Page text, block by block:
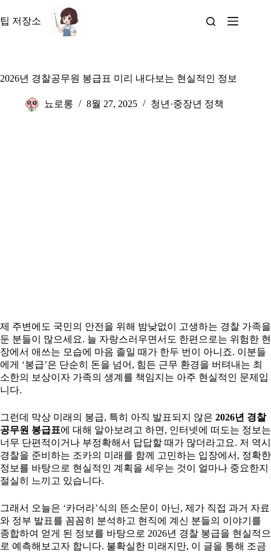
문
뛰
팁 저장소
2026년 경찰공무원 봉급표 미리 내다보는 현실적인 정보
뇨로롱 8월 27, 2025 청년·중장년 정책
제 주변에도 국민의 안전을 위해 밤낮없이 고생하는 경찰 가족을
둔 분들이 많으세요. 늘 자랑스러우면서도 한편으로는 위험한 현
장에서 애쓰는 모습에 마음 졸일 때가 한두 번이 아니죠. 이분들
에게 ‘봉급’은 단순히 돈을 넘어, 힘든 근무 환경을 버텨내는 최
소한의 보상이자 가족의 생계를 책임지는 아주 현실적인 문제입
니다.
그런데 막상 미래의 봉급, 특히 아직 발표되지 않은 2026년 경찰
공무원 봉급표에 대해 알아보려고 하면, 인터넷에 떠도는 정보는
너무 단편적이거나 부정확해서 답답할 때가 많더라고요. 저 역시
경찰을 준비하는 조카의 미래를 함께 고민하는 입장에서, 정확한
정보를 바탕으로 현실적인 계획을 세우는 것이 얼마나 중요한지
절실히 느끼고 있습니다.
그래서 오늘은 ‘카더라’식의 뜬소문이 아닌, 제가 직접 과거 자료
와 정부 발표를 꼼꼼히 분석하고 현직에 계신 분들의 이야기를
종합하여 얻게 된 정보를 바탕으로 2026년 경찰 봉급을 현실적으
로 예측해보고자 합니다. 불확실한 미래지만, 이 글을 통해 조금